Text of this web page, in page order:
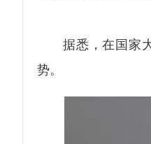
据悉，在国家大
势。